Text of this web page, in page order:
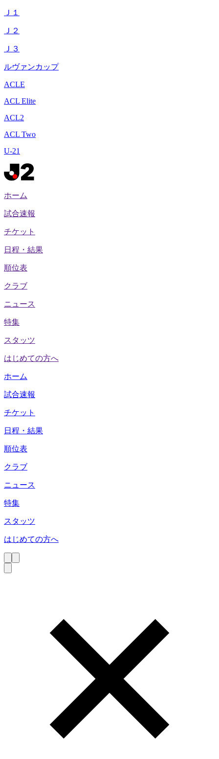
Ｊ１
Ｊ２
Ｊ３
ルヴァンカップ
ACLE
ACL Elite
ACL2
ACL Two
U-21
ホーム
試合速報
チケット
日程・結果
順位表
クラブ
ニュース
特集
スタッツ
はじめての方へ
ホーム
試合速報
チケット
日程・結果
順位表
クラブ
ニュース
特集
スタッツ
はじめての方へ